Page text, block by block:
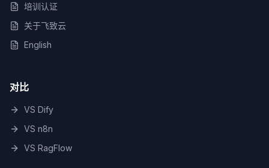
培训认证
关于飞致云
English
对比
VS Dify
VS n8n
VS RagFlow